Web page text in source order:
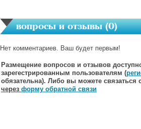
вопросы и отзывы (0)
Нет комментариев. Ваш будет первым!
Размещение вопросов и отзывов
зарегестрированным пользователям (
обязательна). Либо вы можете связаться
через форму обратной связи